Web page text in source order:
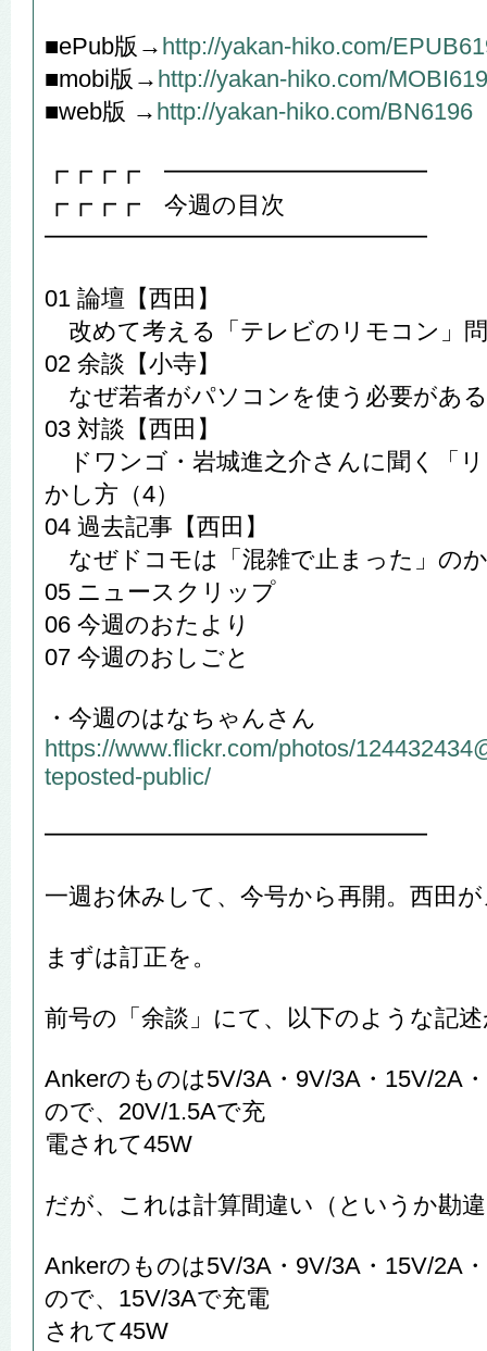
■ePub版→ http://yakan-hiko.com/
■mobi版→ http://yakan-hiko.com/
■web版 → http://yakan-hiko.com/BN6196
┏┏┏┏ ━━━━━━━━━━━
┏┏┏┏ 今週の目次
━━━━━━━━━━━━━━━━
01 論壇【西田】
改めて考える「テレビのリモコン」
02 余談【小寺】
なぜ若者がパソコンを使う必要があ
03 対談【西田】
ドワンゴ・岩城進之介さんに聞く「
かし方（4）
04 過去記事【西田】
なぜドコモは「混雑で止まった」のか
05 ニュースクリップ
06 今週のおたより
07 今週のおしごと
・今週のはなちゃんさん
https://www.flickr.com/photos/
teposted-public/
━━━━━━━━━━━━━━━━
一週お休みして、今号から再開。西田
まずは訂正を。
前号の「余談」にて、以下のような記
Ankerのものは5V/3A・9V/3A・15V/2A
ので、20V/1.5Aで充
電されて45W
だが、これは計算間違い（というか勘
Ankerのものは5V/3A・9V/3A・15V/2A
ので、15V/3Aで充電
されて45W